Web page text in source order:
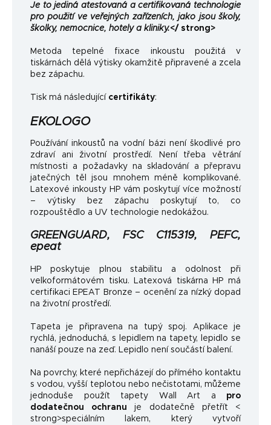
Je to jediná atestovaná a certifikovaná technologie
pro použití ve veřejných zařízeních, jako jsou školy,
školky, nemocnice, hotely a kliniky.</ strong>
Metoda tepelné fixace inkoustu použitá v
tiskárnách dělá výtisky okamžitě připravené a zcela
bez zápachu.
Tisk má následující certifikáty:
EKOLOGO
Používání inkoustů na vodní bázi není škodlivé pro
zdraví ani životní prostředí. Není třeba větrání
místnosti a požadavky na skladování a přepravu
jatečných těl jsou mnohem méně komplikované.
Latexové inkousty HP vám poskytují více možností
– výtisky bez zápachu poskytují to, co
rozpouštědlo a UV technologie nedokážou.
GREENGUARD, FSC C115319, PEFC,
epeat
HP poskytuje plnou stabilitu a odolnost při
velkoformátovém tisku. Latexová tiskárna HP má
certifikaci EPEAT Bronze – ocenění za nízký dopad
na životní prostředí.
Tapeta je připravena na tupý spoj. Aplikace je
rychlá, jednoduchá, s lepidlem na tapety, lepidlo se
nanáší pouze na zeď. Lepidlo není součástí balení.
Na povrchy, které nepřicházejí do přímého kontaktu
s vodou, vyšší teplotou nebo nečistotami, můžeme
jednoduše použít tapety Wall Art a pro
dodatečnou ochranu je dodatečně přetřít <
strong>speciálním lakem, který vytvoří